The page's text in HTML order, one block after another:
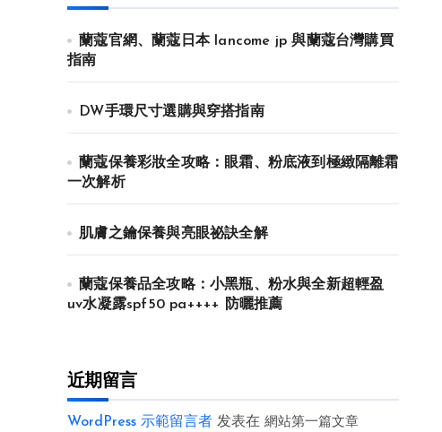
蘭蔻官網、蘭蔻日本 lancome jp 與蘭蔻台灣購買
指南
DW手環尺寸選購與穿搭指南
蘭蔻保養彩妝全攻略：眼霜、粉底液到極緻隔離霜
一次解析
肌膚之鑰保養與亮眼祕訣全解
蘭蔻保養品全攻略：小黑瓶、粉水與全新超輕盈
uv水凝露spf50 pa++++ 防曬推薦
近期留言
WordPress 示範留言者 发表在 網站第一篇文章